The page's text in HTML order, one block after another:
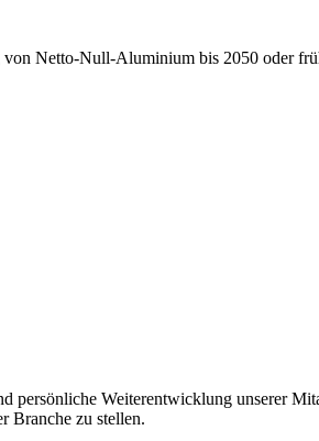
Netto-Null-Aluminium bis 2050 oder
persönliche Weiterentwicklung unserer
Branche zu stellen.